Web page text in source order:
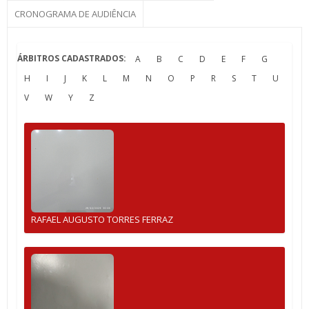
CRONOGRAMA DE AUDIÊNCIA
ÁRBITROS CADASTRADOS: A B C D E F
G
H
I J K L M N O P R S T
U
V
W Y Z
RAFAEL AUGUSTO TORRES FERRAZ